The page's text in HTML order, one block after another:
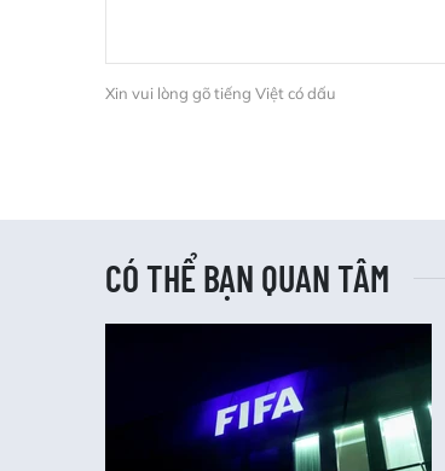
Xin vui lòng gõ tiếng Việt có dấu
CÓ THỂ BẠN QUAN TÂM